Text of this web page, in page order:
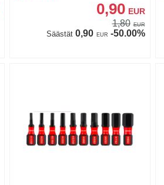
0,90 EUR
1,80 EUR
Säästät0,90 EUR -50.00%